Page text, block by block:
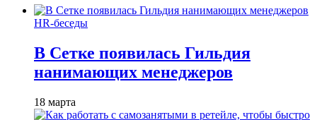
HR-беседы
В Сетке появилась Гильдия
нанимающих менеджеров
18 марта